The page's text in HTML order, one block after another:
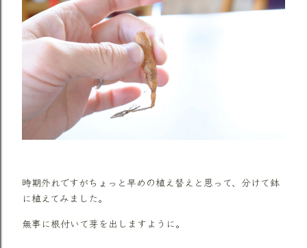
時期外れですがちょっと早めの植え替えと思って、分けて鉢
に植えてみました。
無事に根付いて芽を出しますように。